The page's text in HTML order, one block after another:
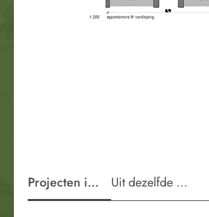
Projecten in de wijkUit dezelfde periode